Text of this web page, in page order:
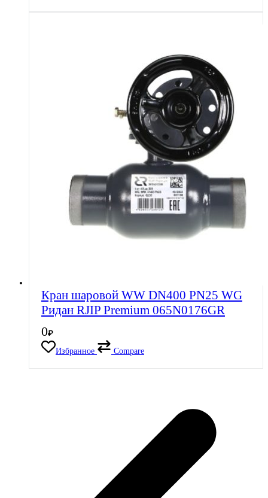
Кран шаровой WW DN400 PN25 WG
Ридан RJIP Premium 065N0176GR
0₽
Избранное
Compare